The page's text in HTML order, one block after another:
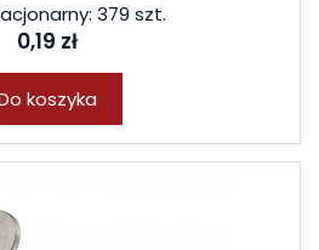
379 szt.
0,19 zł
koszyka